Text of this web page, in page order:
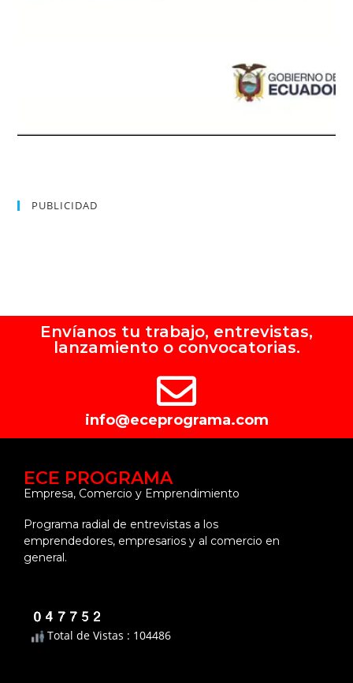
PUBLICIDAD
Envíanos tu trabajo, entrevistas,
lanzamiento o convocatorias.
info@eceprograma.com
ECE PROGRAMA
Empresa, Comercio y Emprendimiento
Programa radial de entrevistas a los
emprendedores, empresarios y al comercio en
general.
Total de Vistas : 104486